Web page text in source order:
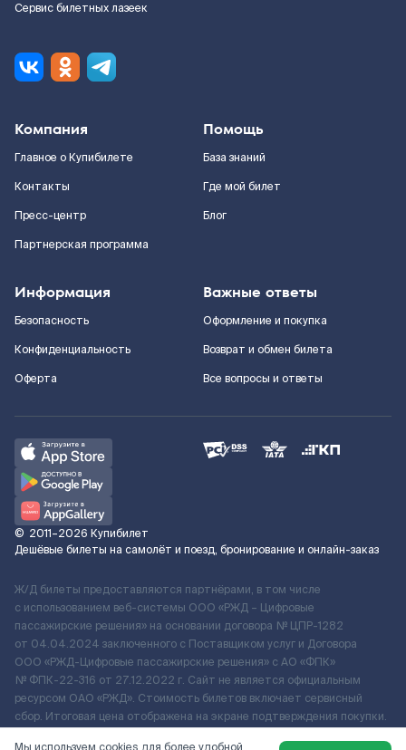
Сервис билетных лазеек
Компания
Главное о Купибилете
Контакты
Пресс-центр
Партнерская программа
Помощь
База знаний
Где мой билет
Блог
Информация
Безопасность
Конфиденциальность
Оферта
Важные ответы
Оформление и покупка
Возврат и обмен билета
Все вопросы и ответы
© 2011–2026 Купибилет
Дешёвые билеты на самолёт и поезд, бронирование и онлайн-заказ
Ж/Д билеты предоставляются партнёрами, в том числе
с использованием веб-системы ООО «РЖД – Цифровые
пассажирские решения» на основании договора № ЦПР-1282
от 04.04.2024 заключенного с Поставщиком услуг и Договора
ООО «РЖД-Цифровые пассажирские решения» c АО «ФПК»
№ ФПК-22-316 от 27.12.2022 г. Сайт не является официальным
ресурсом ОАО «РЖД». Стоимость билетов включает сервисный
сбор. Итоговая цена отображена на экране подтверждения покупки.